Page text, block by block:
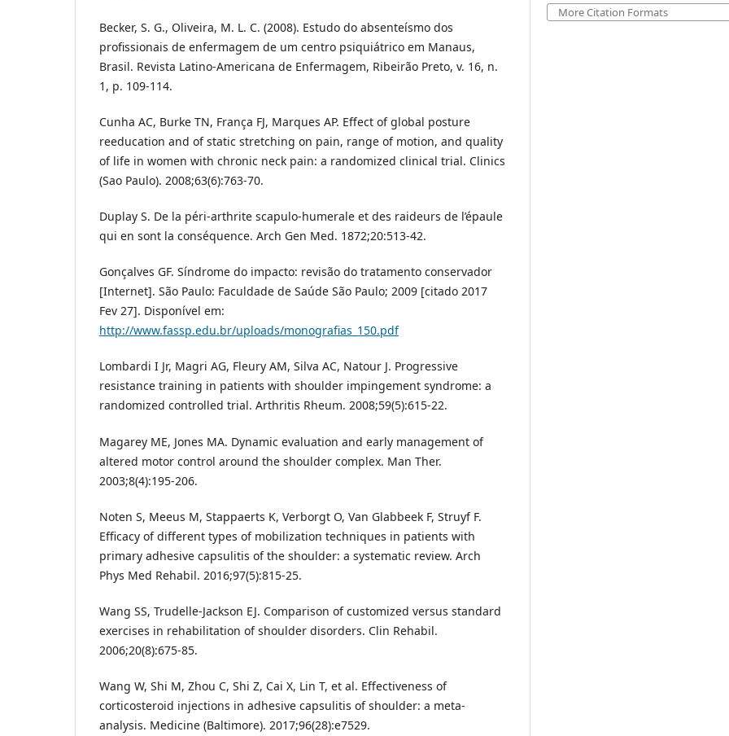
Becker, S. G., Oliveira, M. L. C. (2008). Estudo do absenteísmo dos
profissionais de enfermagem de um centro psiquiátrico em Manaus,
Brasil. Revista Latino-Americana de Enfermagem, Ribeirão Preto, v. 16, n.
1, p. 109-114.
Cunha AC, Burke TN, França FJ, Marques AP. Effect of global posture
reeducation and of static stretching on pain, range of motion, and quality
of life in women with chronic neck pain: a randomized clinical trial. Clinics
(Sao Paulo). 2008;63(6):763-70.
Duplay S. De la péri-arthrite scapulo-humerale et des raideurs de l’épaule
qui en sont la conséquence. Arch Gen Med. 1872;20:513-42.
Gonçalves GF. Síndrome do impacto: revisão do tratamento conservador
[Internet]. São Paulo: Faculdade de Saúde São Paulo; 2009 [citado 2017
Fev 27]. Disponível em:
http://www.fassp.edu.br/uploads/monografias_150.pdf
Lombardi I Jr, Magri AG, Fleury AM, Silva AC, Natour J. Progressive
resistance training in patients with shoulder impingement syndrome: a
randomized controlled trial. Arthritis Rheum. 2008;59(5):615-22.
Magarey ME, Jones MA. Dynamic evaluation and early management of
altered motor control around the shoulder complex. Man Ther.
2003;8(4):195-206.
Noten S, Meeus M, Stappaerts K, Verborgt O, Van Glabbeek F, Struyf F.
Efficacy of different types of mobilization techniques in patients with
primary adhesive capsulitis of the shoulder: a systematic review. Arch
Phys Med Rehabil. 2016;97(5):815-25.
Wang SS, Trudelle-Jackson EJ. Comparison of customized versus standard
exercises in rehabilitation of shoulder disorders. Clin Rehabil.
2006;20(8):675-85.
Wang W, Shi M, Zhou C, Shi Z, Cai X, Lin T, et al. Effectiveness of
corticosteroid injections in adhesive capsulitis of shoulder: a meta-
analysis. Medicine (Baltimore). 2017;96(28):e7529.
More Citation Formats